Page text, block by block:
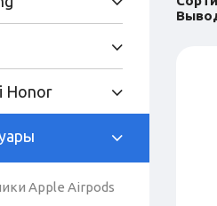
Honor
Apple Airpods